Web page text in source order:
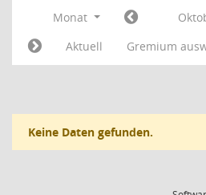
Monat
Aktuell
Gremium
Keine Daten gefunden.